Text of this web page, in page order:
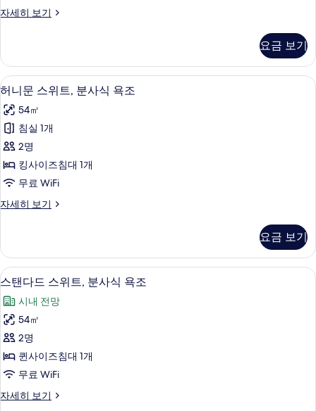
모
기
세
블
대
2
개,
온
수
욕
조
사
진
보
기
자세히 보기
스
룸,
더
블
침
대
2
개,
온
수
욕
조
자
기
요금 보기
허
니
문
스
위
트,
사
욕
조
사
진
모
두
보
기
허니문 스위트, 분사식 욕조 | 어린이 테
3
허니문 스위트, 분사식 욕조
54㎡
침실 1개
2명
킹사이즈침대 1개
무료 WiFi
자세히 보기
허
위
트,
분
식
욕
조
자
세
히
보
기
요금 보기
스
탠
다
드
스
위
분
스탠다드 스위트, 분사식 욕조 | 셀렉
2
스탠다드 스위트, 분사식 욕조
시내 전망
54㎡
2명
퀸사이즈침대 1개
무료 WiFi
자세히 보기
스